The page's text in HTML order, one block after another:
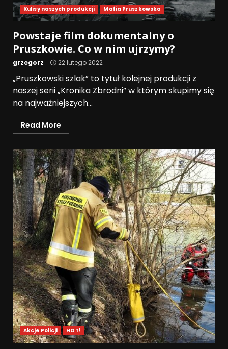
Kulisy naszych produkcji Mafia Pruszkowska
Powstaje film dokumentalny o
Pruszkowie. Co w nim ujrzymy?
grzegorz 22 lutego 2022
„Pruszkowski szlak” to tytuł kolejnej produkcji z
naszej serii „Kronika Zbrodni” w którym skupimy się
na najważniejszych...
Read More
Akcje Policji HOT!